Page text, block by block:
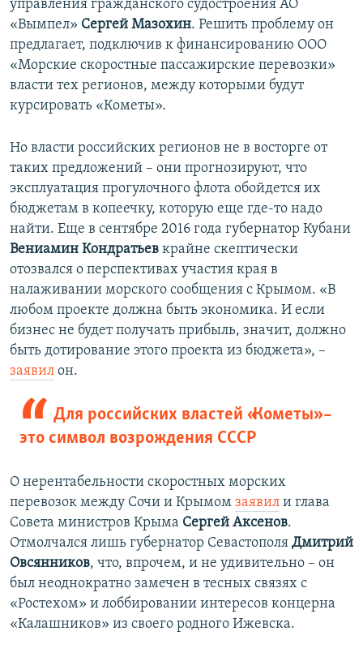
управления гражданского судостроения АО
«Вымпел» Сергей Мазохин. Решить проблему он
предлагает, подключив к финансированию ООО
«Морские скоростные пассажирские перевозки»
власти тех регионов, между которыми будут
курсировать «Кометы».
Но власти российских регионов не в восторге от
таких предложений – они прогнозируют, что
эксплуатация прогулочного флота обойдется их
бюджетам в копеечку, которую еще где-то надо
найти. Еще в сентябре 2016 года губернатор Кубани
Вениамин Кондратьев крайне скептически
отозвался о перспективах участия края в
налаживании морского сообщения с Крымом. «В
любом проекте должна быть экономика. И если
бизнес не будет получать прибыль, значит, должно
быть дотирование этого проекта из бюджета», –
заявил он.
Для российских властей «Кометы» –
это символ возрождения СССР
О нерентабельности скоростных морских
перевозок между Сочи и Крымом заявил и глава
Совета министров Крыма Сергей Аксенов.
Отмолчался лишь губернатор Севастополя Дмитрий
Овсянников, что, впрочем, и не удивительно – он
был неоднократно замечен в тесных связях с
«Ростехом» и лоббировании интересов концерна
«Калашников» из своего родного Ижевска.